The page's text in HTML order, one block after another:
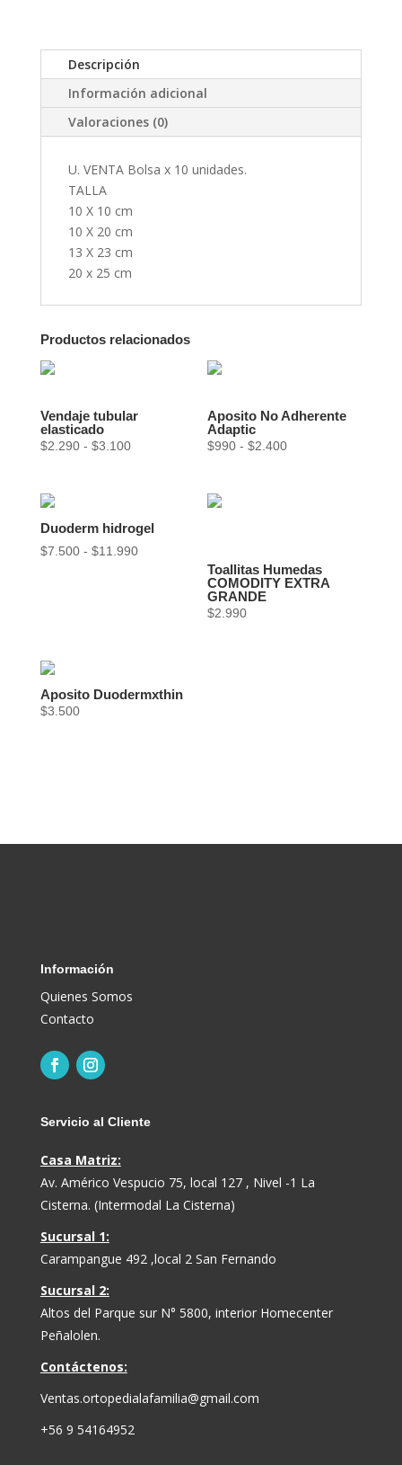
Descripción
Información adicional
Valoraciones (0)
U. VENTA Bolsa x 10 unidades.
TALLA
10 X 10 cm
10 X 20 cm
13 X 23 cm
20 x 25 cm
Productos relacionados
Vendaje tubular
elasticado
$2.290 - $3.100Rango
$2.290
hasta
Aposito No Adherente
Adaptic
$990 - $2.400Rango
$2.400
Duoderm hidrogel
$7.500 - $11.990Rango
Toallitas Humedas
COMODITY EXTRA
GRANDE
$2.990
Aposito Duodermxthin
$3.500
Información
Quienes Somos
Contacto
Servicio al Cliente
Casa Matriz:
Av. Américo Vespucio 75, local 127 , Nivel -1 La
Cisterna. (Intermodal La Cisterna)
Sucursal 1:
Carampangue 492 ,local 2 San Fernando
Sucursal 2:
Altos del Parque sur N° 5800, interior Homecenter
Peñalolen.
Contáctenos:
Ventas.ortopedialafamilia@gmail.com
+56 9 54164952